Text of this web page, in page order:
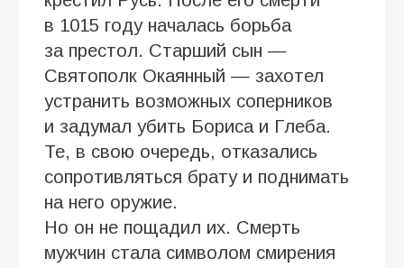
в 1015 году началась борьба
за престол. Старший сын —
Святополк Окаянный — захотел
устранить возможных соперников
и задумал убить Бориса и Глеба.
Те, в свою очередь, отказались
сопротивляться брату и поднимать
на него оружие.
Но он не пощадил их. Смерть
мужчин стала символом смирения